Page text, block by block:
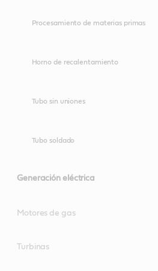
Procesamiento de materias primas
Horno de recalentamiento
Tubo sin uniones
Tubo soldado
Generación eléctrica
Motores de gas
Turbinas